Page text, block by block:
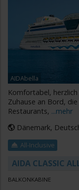
AIDAbella
Komfortabel,
Zuhause an Bord,
Restaurants, ...mehr
Dänemark,
All-Inclusive
AIDA CLASSIC
BALKONKABINE